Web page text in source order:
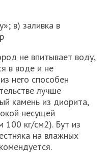
в) заливка в
не впитывает воду,
в воде и не
него способен
лучше
камень из диорита,
несущей
100 кг/см2). Бут из
на влажных